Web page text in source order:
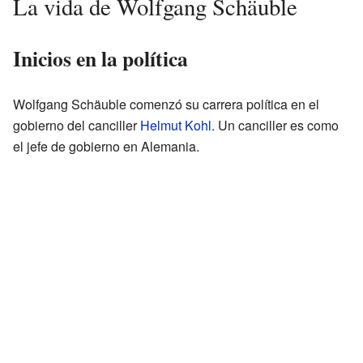
La vida de Wolfgang Schäuble
Inicios en la política
Wolfgang Schäuble comenzó su carrera política en el
gobierno del cancillerHelmut Kohl. Un canciller es como
el jefe de gobierno en Alemania.